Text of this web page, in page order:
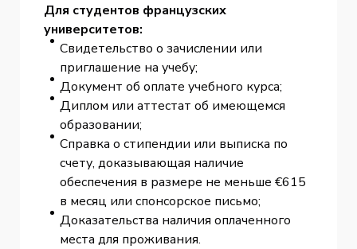
Для студентов французских
университетов:
Свидетельство о зачислении или
приглашение на учебу;
Документ об оплате учебного курса;
Диплом или аттестат об имеющемся
образовании;
Справка о стипендии или выписка по
счету, доказывающая наличие
обеспечения в размере не меньше €615
в месяц или спонсорское письмо;
Доказательства наличия оплаченного
места для проживания.